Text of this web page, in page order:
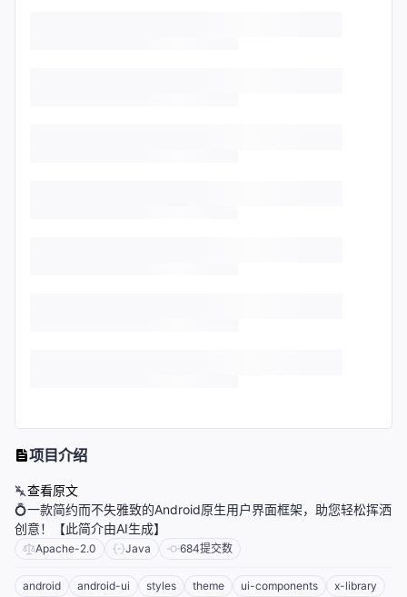
项目介绍
查看原文
💍一款简约而不失雅致的Android原生用户界面框架，助您轻松挥洒
创意！【此简介由AI生成】
Apache-2.0 Java 684提交数
android android-ui styles theme ui-components
x-library